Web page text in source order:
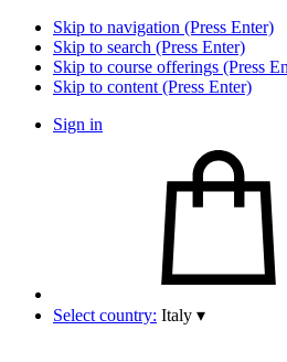
Skip to navigation (Press Enter)
Skip to search (Press Enter)
Skip to course offerings (Press
Skip to content (Press Enter)
Sign in
Select country: Italy ▾